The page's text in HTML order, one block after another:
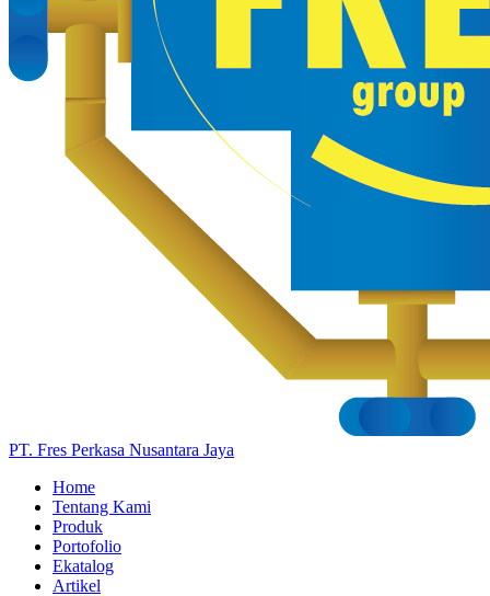
PT. Fres Perkasa Nusantara Jaya
Home
Tentang Kami
Produk
Portofolio
Ekatalog
Artikel